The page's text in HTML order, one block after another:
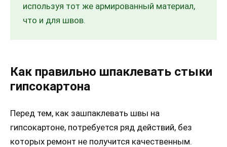
используя тот же армированный материал,
что и для швов.
Как правильно шпаклевать стыки
гипсокартона
Перед тем, как зашпаклевать швы на
гипсокартоне, потребуется ряд действий, без
которых ремонт не получится качественным.